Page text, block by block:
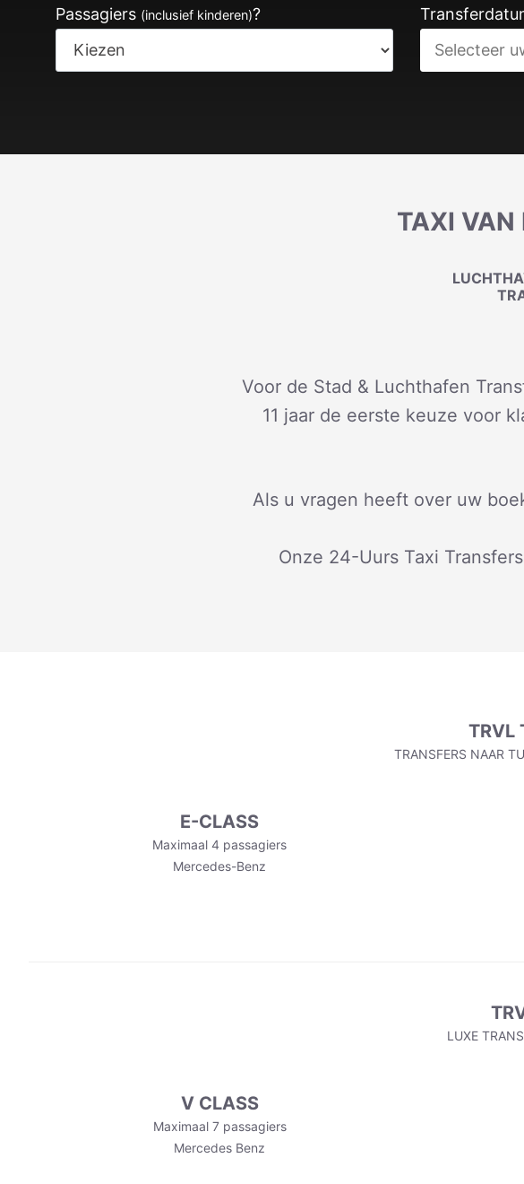
Passagiers (inclusief kinderen)?
TAXI VAN
Voor de Stad & Luchthafen
11 jaar de eerste keuze voor
Als u vragen heeft over uw
Onze 24-Uurs Taxi
TRVL
TRANSFERS NAAR
E-CLASS
Maximaal 4 passagiers
Mercedes-Benz
LUXE
V CLASS
Maximaal 7 passagiers
Mercedes Benz